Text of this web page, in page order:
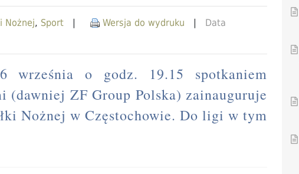
Nożnej, Sport | Wersja do wydruku | Data
września o godz. 19.15 spotkaniem
ZF Group Polska) zainauguruje
Nożnej w Częstochowie. Do ligi w tym